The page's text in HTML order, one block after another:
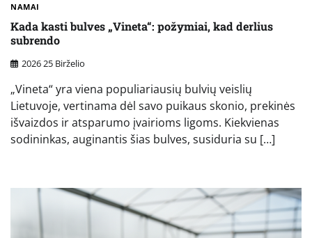
NAMAI
Kada kasti bulves „Vineta“: požymiai, kad derlius
subrendo
2026 25 Birželio
„Vineta“ yra viena populiariausių bulvių veislių
Lietuvoje, vertinama dėl savo puikaus skonio, prekinės
išvaizdos ir atsparumo įvairioms ligoms. Kiekvienas
sodininkas, auginantis šias bulves, susiduria su […]